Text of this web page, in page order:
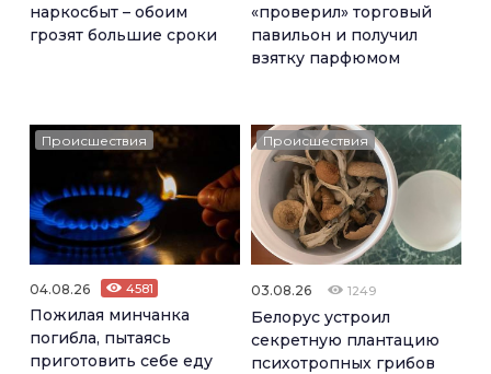
наркосбыт – обоим
грозят большие сроки
«проверил» торговый
павильон и получил
взятку парфюмом
Происшествия
04.08.26 4581
Пожилая минчанка
погибла, пытаясь
приготовить себе еду
Происшествия
03.08.26 1249
Белорус устроил
секретную плантацию
психотропных грибов